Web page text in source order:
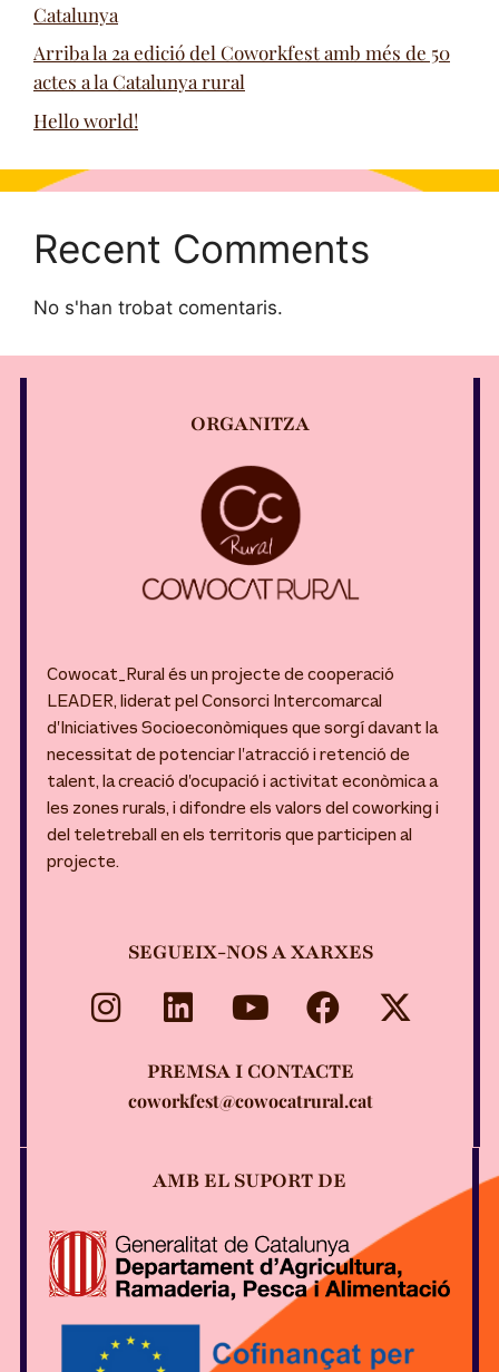
Catalunya
Arriba la 2a edició del Coworkfest amb més de 50
actes a la Catalunya rural
Hello world!
Recent Comments
No s'han trobat comentaris.
ORGANITZA
Cowocat_Rural és un projecte de cooperació
LEADER, liderat pel Consorci Intercomarcal
d’Iniciatives Socioeconòmiques que sorgí davant la
necessitat de potenciar l’atracció i retenció de
talent, la creació d’ocupació i activitat econòmica a
les zones rurals, i difondre els valors del coworking i
del teletreball en els territoris que participen al
projecte.
SEGUEIX-NOS A XARXES
PREMSA I CONTACTE
coworkfest@cowocatrural.cat
AMB EL SUPORT DE